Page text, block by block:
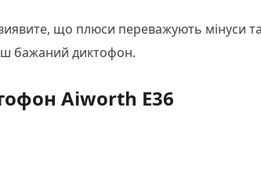
що плюси переважують мінуси
бажаний диктофон.
Aiworth E36